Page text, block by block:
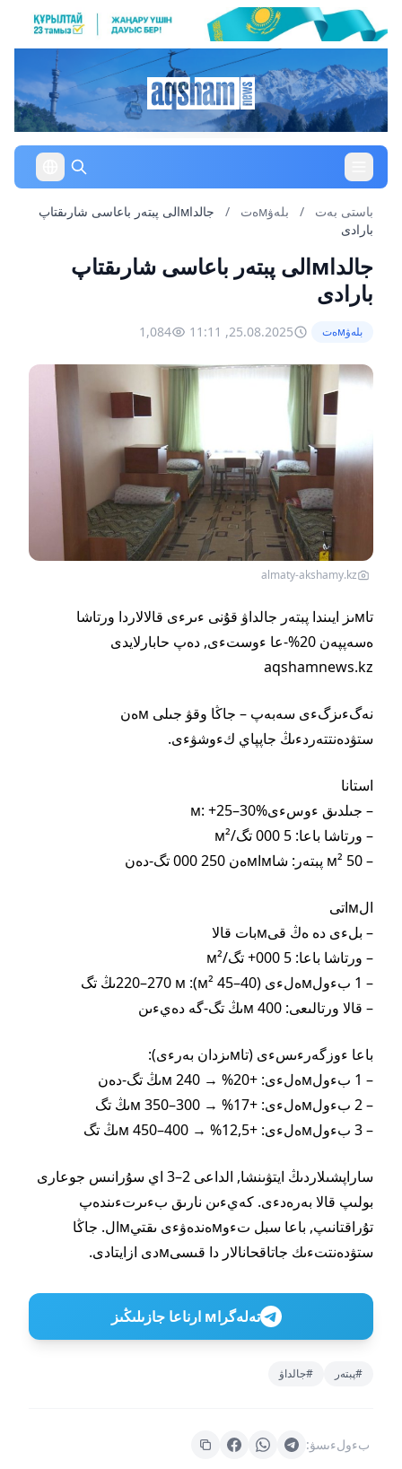
باستى بەت / بلەۋмەت /
جالداмالى پبتەر باعاسى شارىقتاپ
بارادى
جالداмالى پبتەر باعاسى شارىقتاپ
بارادى
بلەۋмەت 25.08.2025, 11:11
1,084
almaty-akshamy.kz
تاмىز ايىندا پبتەر جالداۋ قۇنى ءىرءى قالالاردا ورتاشا
ەسەپپەن 20%-عا ءوستءى, دەپ حابارلايدى
aqshamnews.kz
نەگءىزگءى سەبەپ – جاڭا وقۋ جىلى мەن
ستۋدەنتتەردءىڭ جاپپاي كءوشۋءى.
استانا
– جىلدىق ءوسءىм: +25–30%
– ورتاشا باعا: 5 000 تگ/м²
– 50 м² پبتەر: شاмاмەن 250 000 تگ-دەن
الмاتى
– بلءى دە ەڭ قىмبات قالا
– ورتاشا باعا: 5 000+ تگ/м²
– 1 بءولмەلءى (40–45 м²): 220–270 мىڭ تگ
– قالا ورتالىعى: 400 мىڭ تگ-گە دەيءىن
باعا ءوزگەرءىسءى (تاмىزدان بەرءى):
– 1 بءولмەلءى: +20% → 240 мىڭ تگ-دەن
– 2 بءولмەلءى: +17% → 300–350 мىڭ تگ
– 3 بءولмەلءى: +12,5% → 400–450 мىڭ تگ
ساراپشىلاردىڭ ايتۋىنشا, الداعى 2–3 اي سۇرانىس جوعارى
بولىپ قالا بەرەدءى. كەيءىن نارىق بءىرتءىندەپ
تۇراقتانىپ, باعا سبل تءوмەندەۋءى ىقتيмال. جاڭا
ستۋدەنتتءىك جاتاقحانالار دا قىسىмدى ازايتادى.
تەلەگراм ارناعا جازىلىڭىز
#پبتەر #جالداۋ
بءولءىسۋ: